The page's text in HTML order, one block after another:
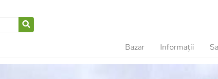
Informații
Bazar